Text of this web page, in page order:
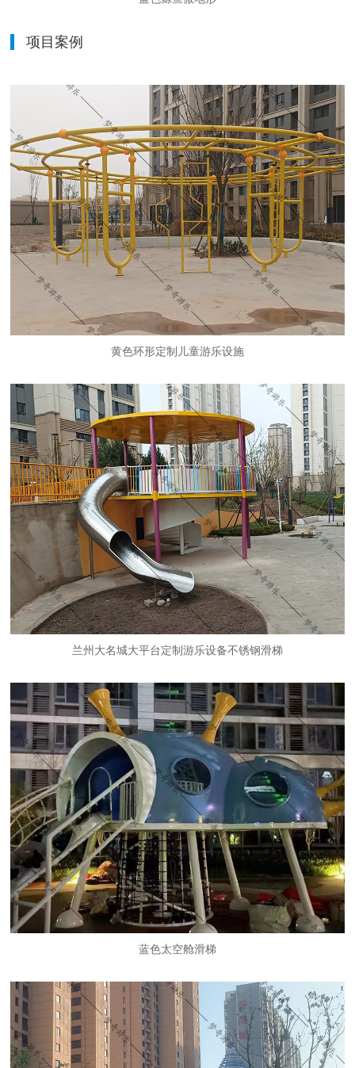
项目案例
黄色环形定制儿童游乐设施
兰州大名城大平台定制游乐设备不锈钢滑梯
蓝色太空舱滑梯